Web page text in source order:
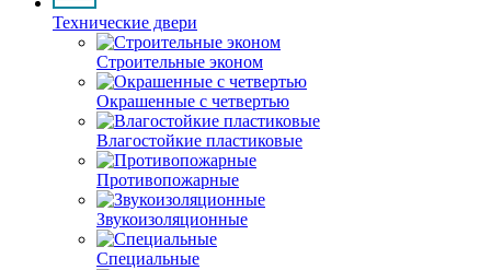
Технические двери
Строительные эконом
Окрашенные с четвертью
Влагостойкие пластиковые
Противопожарные
Звукоизоляционные
Специальные